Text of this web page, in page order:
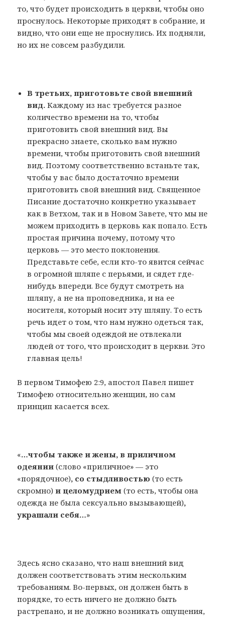
то, что будет происходить в церкви, чтобы оно
проснулось. Некоторые приходят в собрание, и
видно, что они еще не проснулись. Их подняли,
но их не совсем разбудили.
В третьих, приготовьте свой внешний
вид. Каждому из нас требуется разное
количество времени на то, чтобы
приготовить свой внешний вид. Вы
прекрасно знаете, сколько вам нужно
времени, чтобы приготовить свой внешний
вид. Поэтому соответственно встаньте так,
чтобы у вас было достаточно времени
приготовить свой внешний вид. Священное
Писание достаточно конкретно указывает
как в Ветхом, так и в Новом Завете, что мы не
можем приходить в церковь как попало. Есть
простая причина почему, потому что
церковь — это место поклонения.
Представьте себе, если кто-то явится сейчас
в огромной шляпе с перьями, и сядет где-
нибудь впереди. Все будут смотреть на
шляпу, а не на проповедника, и на ее
носителя, который носит эту шляпу. То есть
речь идет о том, что нам нужно одеться так,
чтобы мы своей одеждой не отвлекали
людей от того, что происходит в церкви. Это
главная цель!
В первом Тимофею 2:9, апостол Павел пишет
Тимофею относительно женщин, но сам
принцип касается всех.
«…чтобы также и жены, в приличном
одеянии(слово «приличное» — это
«порядочное), со стыдливостью(то есть
скромно) и целомудрием(то есть, чтобы она
одежда не была сексуально вызывающей),
украшали себя…»
Здесь ясно сказано, что наш внешний вид
должен соответствовать этим нескольким
требованиям. Во-первых, он должен быть в
порядке, то есть ничего не должно быть
растрепано, и не должно возникать ощущения,